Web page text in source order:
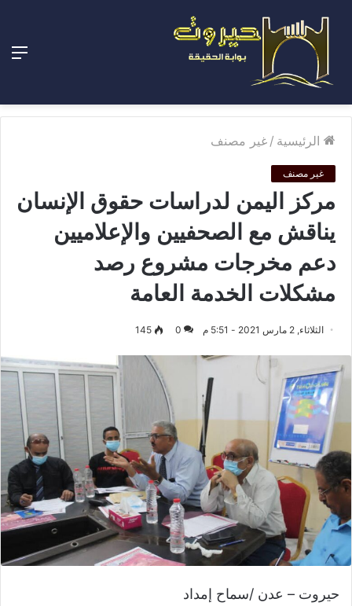
الرئيسية / غير مصنف
غير مصنف
مركز اليمن لدراسات حقوق الإنسان
يناقش مع الصحفيين والإعلاميين
دعم مخرجات مشروع رصد
مشكلات الخدمة العامة
الثلاثاء, 2 مارس 2021 - 5:51 م 0
145
حيروت – عدن /سماح إمداد